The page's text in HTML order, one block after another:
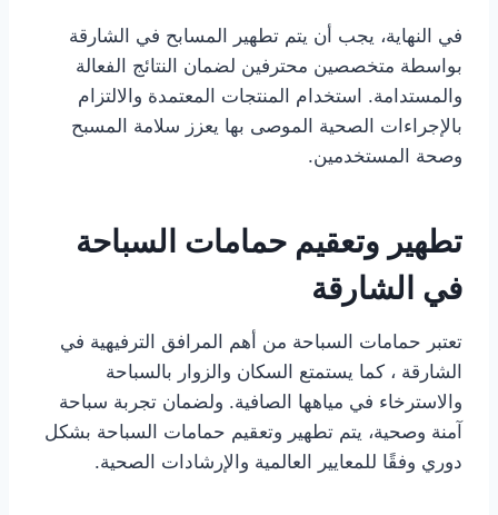
في النهاية، يجب أن يتم تطهير المسابح في الشارقة
بواسطة متخصصين محترفين لضمان النتائج الفعالة
والمستدامة. استخدام المنتجات المعتمدة والالتزام
بالإجراءات الصحية الموصى بها يعزز سلامة المسبح
وصحة المستخدمين.
تطهير وتعقيم حمامات السباحة
في الشارقة
تعتبر حمامات السباحة من أهم المرافق الترفيهية في
الشارقة ، كما يستمتع السكان والزوار بالسباحة
والاسترخاء في مياهها الصافية. ولضمان تجربة سباحة
آمنة وصحية، يتم تطهير وتعقيم حمامات السباحة بشكل
دوري وفقًا للمعايير العالمية والإرشادات الصحية.